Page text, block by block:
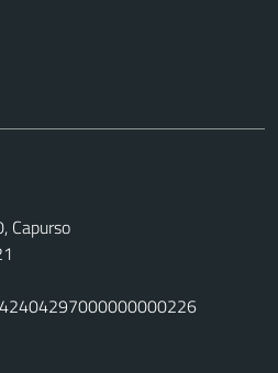
Capurso